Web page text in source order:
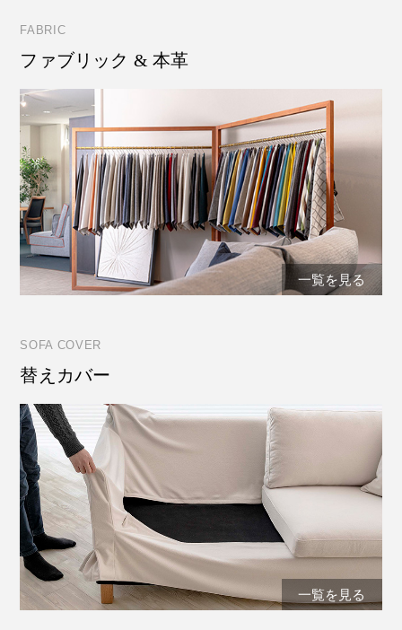
FABRIC
ファブリック & 本革
一覧を見る
SOFA COVER
替えカバー
一覧を見る